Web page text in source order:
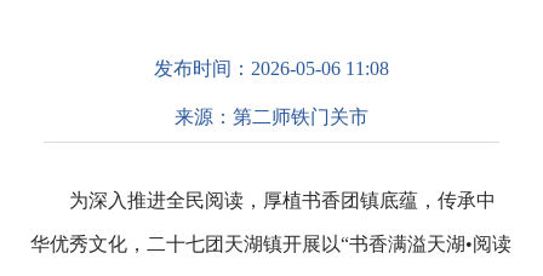
发布时间： 2026-05-06 11:08
来源： 第二师铁门关市
为深入推进全民阅读，厚植书香团镇底蕴，传承中
华优秀文化，二十七团天湖镇开展以“书香满溢天湖•阅读